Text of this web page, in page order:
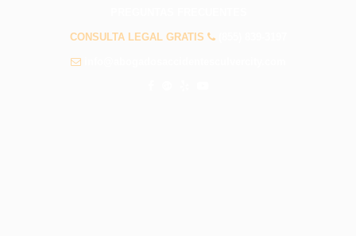
CONSULTA LEGAL GRATIS